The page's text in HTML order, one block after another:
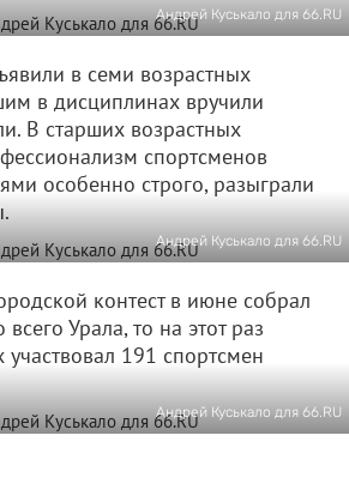
Андрей Куськало для 66.RU
в семи возрастных
в дисциплинах вручили
В старших возрастных
спортсменов
особенно строго, разыграли
Андрей Куськало для 66.RU
контест в июне собрал
Урала, то на этот раз
участвовал 191 спортсмен
Андрей Куськало для 66.RU